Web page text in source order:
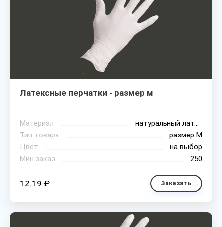
Латексные перчатки - размер м
Материал
натуральный латекс
Тип товара
размер М
Цвет
на выбор
Мин.заказ
250
12.19 ₽ Заказать